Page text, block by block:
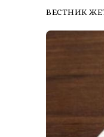
ВЕСТНИК